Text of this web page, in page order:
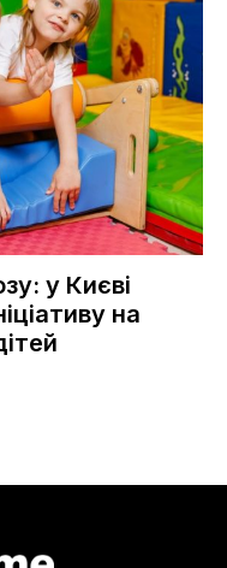
у Києві
на